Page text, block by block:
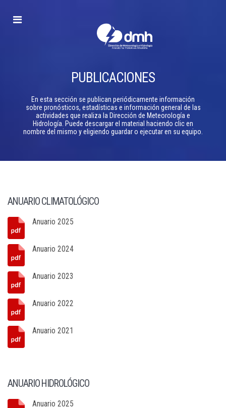
Meteorología
e
PUBLICACIONES
En esta sección se publican periódicamente información
sobre pronósticos, estadísticas e información general de las
actividades que realiza la Dirección de Meteorología e
Hidrología. Puede descargar el material haciendo clic en
nombre del mismo y eligiendo guardar o ejecutar en su equipo.
ANUARIO CLIMATOLÓGICO
Anuario 2025
Anuario 2024
Anuario 2023
Anuario 2022
Anuario 2021
ANUARIO HIDROLÓGICO
Anuario 2025